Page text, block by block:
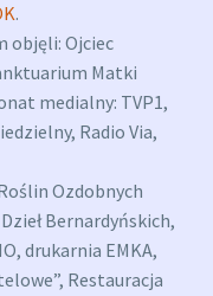
.
objęli: Ojciec
Matki
medialny: TVP1,
, Radio Via,
Ozdobnych
Bernardyńskich,
, drukarnia EMKA,
, Restauracja